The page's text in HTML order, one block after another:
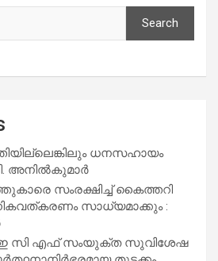
Search
ധനസഹായം
അനിൽകുമാർ
സംരക്ഷിച്ച് കൈത്തറി
സാധ്യമാക്കും :
ഇ സി എഫ് സംയുക്ത സുവിശേഷ